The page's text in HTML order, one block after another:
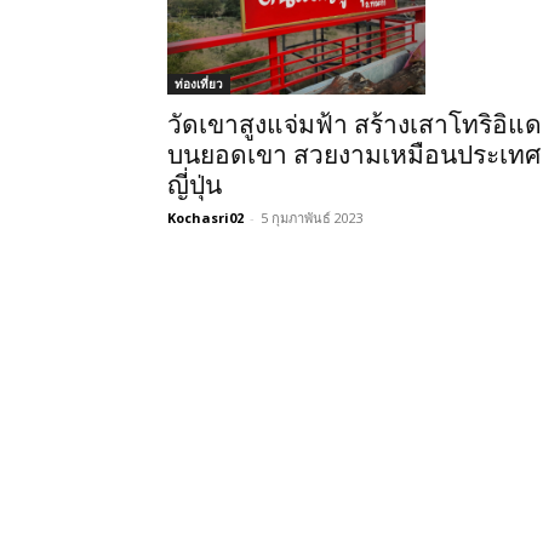
ท่องเที่ยว
วัดเขาสูงแจ่มฟ้า สร้างเสาโทริอิแ
บนยอดเขา สวยงามเหมือนประเทศ
ญี่ปุ่น
Kochasri02 - 5 กุมภาพันธ์ 2023